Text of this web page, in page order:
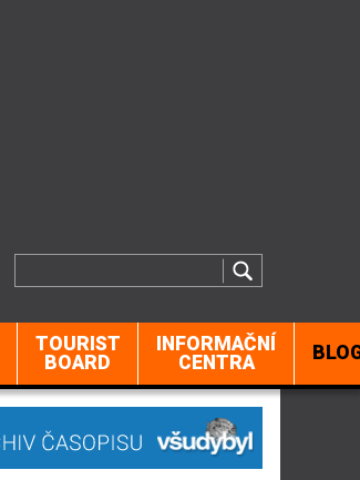
TOURIST
BOARD
INFORMAČNÍ
CENTRA